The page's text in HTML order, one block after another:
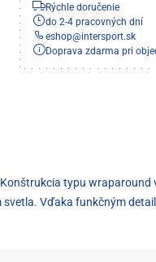
Rýchle doručenie
do 2-4 pracovných dní
eshop@intersport.sk
Doprava zdarma pri
typu
Vďaka funkčným